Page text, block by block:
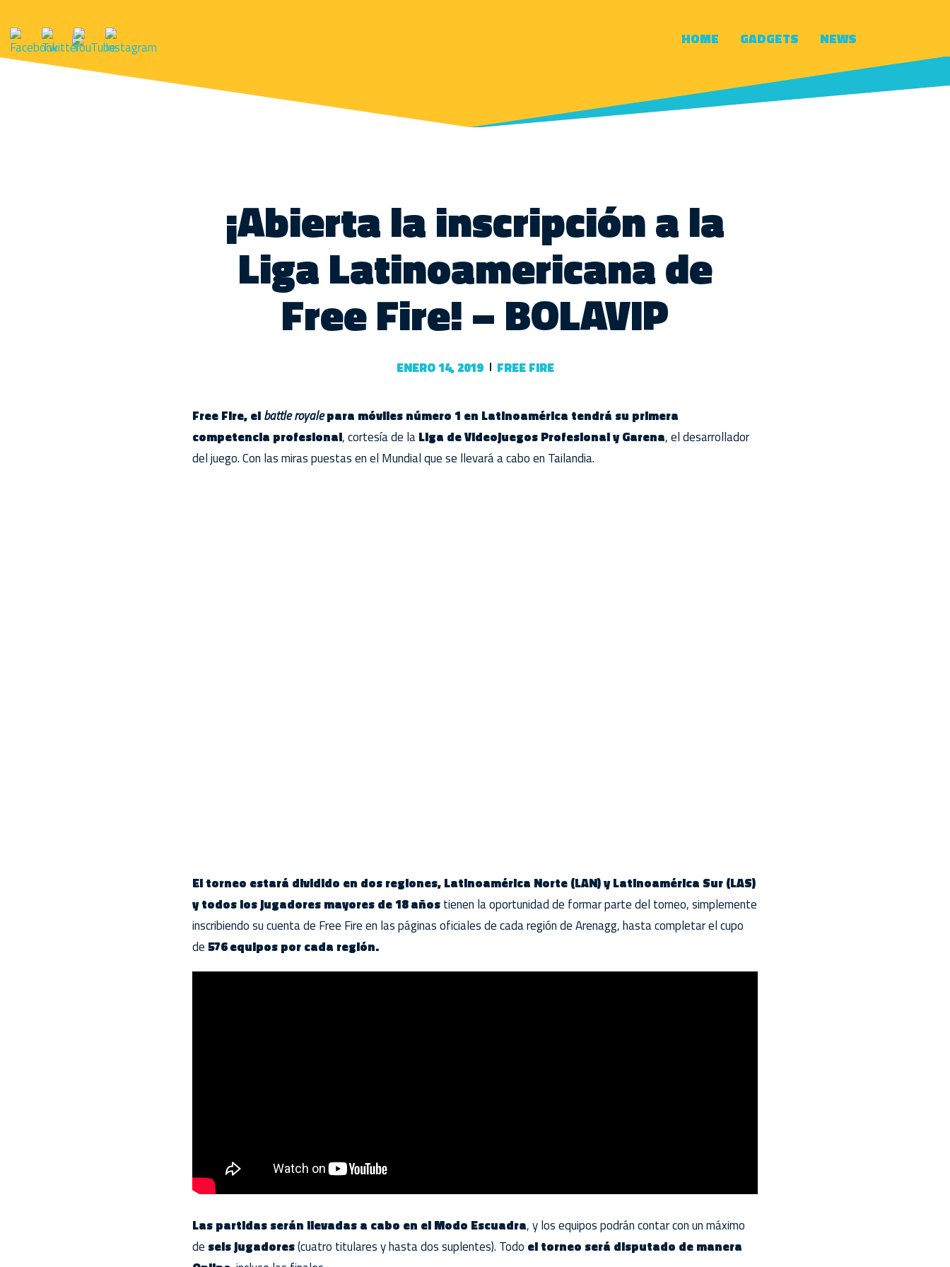
HOME GADGETS NEWS
¡Abierta la inscripción a la
Liga Latinoamericana de
Free Fire! – BOLAVIP
ENERO 14, 2019 FREE FIRE
Free Fire, elbattle royalepara móviles número 1 en Latinoamérica tendrá su primera
competencia profesional, cortesía de laLiga de Videojuegos Profesional y Garena, el desarrollador
del juego. Con las miras puestas en el Mundial que se llevará a cabo en Tailandia.
El torneo estará dividido en dos regiones, Latinoamérica Norte (LAN) y Latinoamérica Sur (LAS)
y todos los jugadores mayores de 18 añostienen la oportunidad de formar parte del torneo, simplemente
inscribiendo su cuenta de Free Fire en las páginas oficiales de cada región de Arenagg, hasta completar el cupo
de576 equipos por cada región.
Las partidas serán llevadas a cabo en el Modo Escuadra, y los equipos podrán contar con un máximo
de seis jugadores(cuatro titulares y hasta dos suplentes). Todo el torneo será disputado de manera